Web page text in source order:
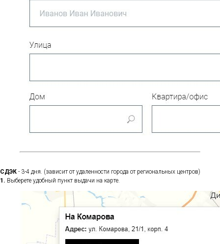
СДЭК - 3-4 дня. (зависит от удаленности города от региональных центров)
1. Выберете удобный пункт выдачи на карте.